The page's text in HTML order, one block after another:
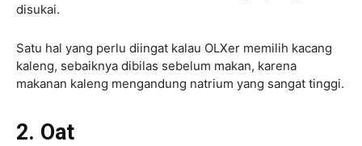
disukai.
Satu hal yang perlu diingat kalau OLXer memilih kacang
kaleng, sebaiknya dibilas sebelum makan, karena
makanan kaleng mengandung natrium yang sangat tinggi.
2. Oat